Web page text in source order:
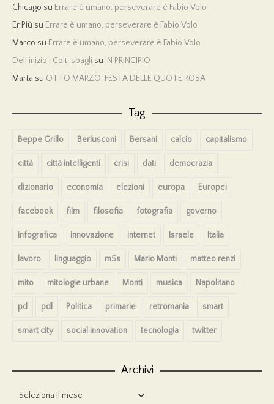
Chicago su Errare è umano, perseverare è Fabio Volo
Er Più su Errare è umano, perseverare è Fabio Volo
Marco su Errare è umano, perseverare è Fabio Volo
Dell’inizio | Colti sbagli su IN PRINCIPIO
Marta su OTTO MARZO, FESTA DELLE QUOTE ROSA
Tag
Beppe Grillo Berlusconi Bersani calcio capitalismo
città città intelligenti crisi dati democrazia
dizionario economia elezioni europa Europei
facebook film filosofia fotografia governo
infografica innovazione internet Israele Italia
lavoro linguaggio m5s Mario Monti matteo renzi
mito mitologie urbane Monti musica Napolitano
pd pdl Politica primarie retromania smart
smart city social innovation tecnologia twitter
Archivi
Archivi